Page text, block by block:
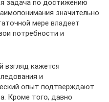
задача по достижению
значительно
мере владеет
потребности и
взгляд кажется
и
опыт подтверждают
Кроме того, давно